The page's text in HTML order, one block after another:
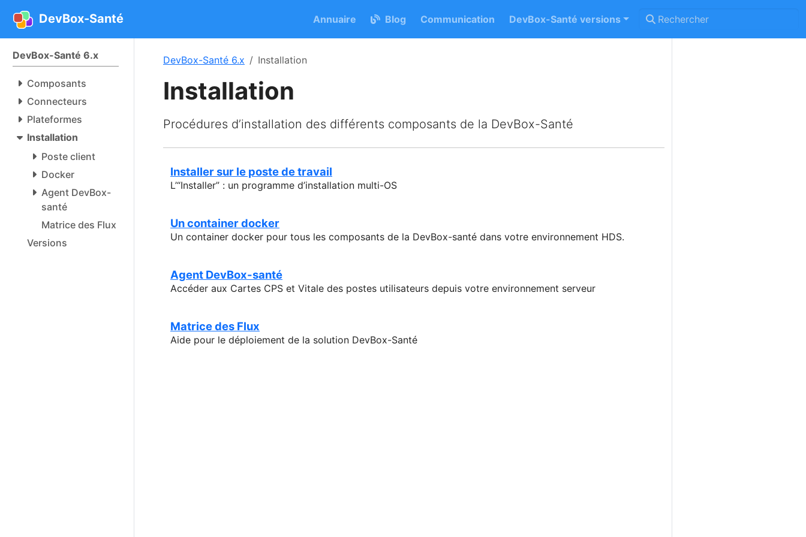
DevBox-Santé Annuaire Blog Communication DevBox-Santé versions
DevBox-Santé 6.x
Composants
Connecteurs
Plateformes
Installation
Poste client
Docker
Agent DevBox-
santé
Matrice des Flux
Versions
DevBox-Santé 6.x Installation
Installation
Procédures d’installation des différents composants de la DevBox-Santé
Installer sur le poste de travail
L’“Installer” : un programme d’installation multi-OS
Un container docker
Un container docker pour tous les composants de la DevBox-santé dans votre environnement HDS.
Agent DevBox-santé
Accéder aux Cartes CPS et Vitale des postes utilisateurs depuis votre environnement serveur
Matrice des Flux
Aide pour le déploiement de la solution DevBox-Santé